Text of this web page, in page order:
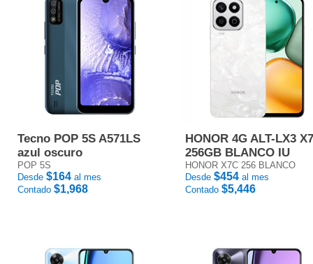
Tecno POP 5S A571LS
azul oscuro
POP 5S
Desde $164 al mes
Contado $1,968
HONOR 4G ALT-LX3
256GB BLANCO IU
HONOR X7C 256 BLANCO
Desde $454 al mes
Contado $5,446